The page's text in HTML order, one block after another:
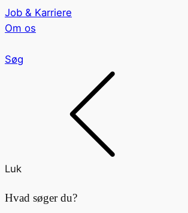
Job & Karriere
Om os
Søg
Luk
Hvad søger du?